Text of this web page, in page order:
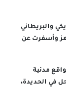
والبريطاني
وأسفرت عن
مدنية
في الحديدة،